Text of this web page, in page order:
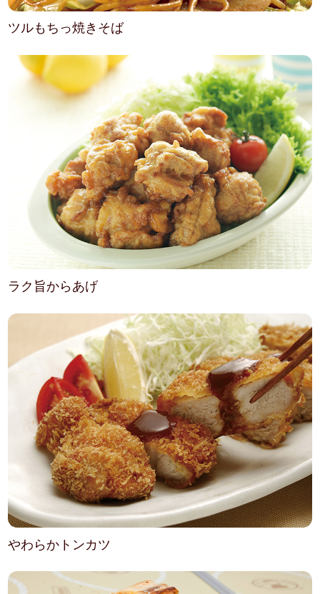
ツルもちっ焼きそば
ラク旨からあげ
やわらかトンカツ